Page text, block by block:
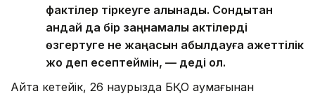
фактілер тіркеуге алынады. Сондықтан
қандай да бір заңнамалық актілерді
өзгертуге не жаңасын қабылдауға қажеттілік
жоқ деп есептеймін, — деді ол.
Айта кетейік, 26 наурызда БҚО аумағынан